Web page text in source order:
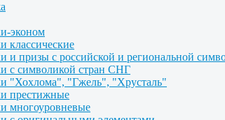
эконом
классические
и призы с российской и региональной
с символикой стран СНГ
"Хохлома", "Гжель", "Хрусталь"
престижные
многоуровневые